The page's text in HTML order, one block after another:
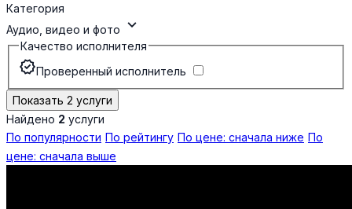
Категория
Аудио, видео и фото expand_more
Качество исполнителя
verifiedПроверенный исполнитель
Показать 2 услуги
Найдено 2 услуги
По популярности По рейтингу По цене: сначала ниже По
цене: сначала выше